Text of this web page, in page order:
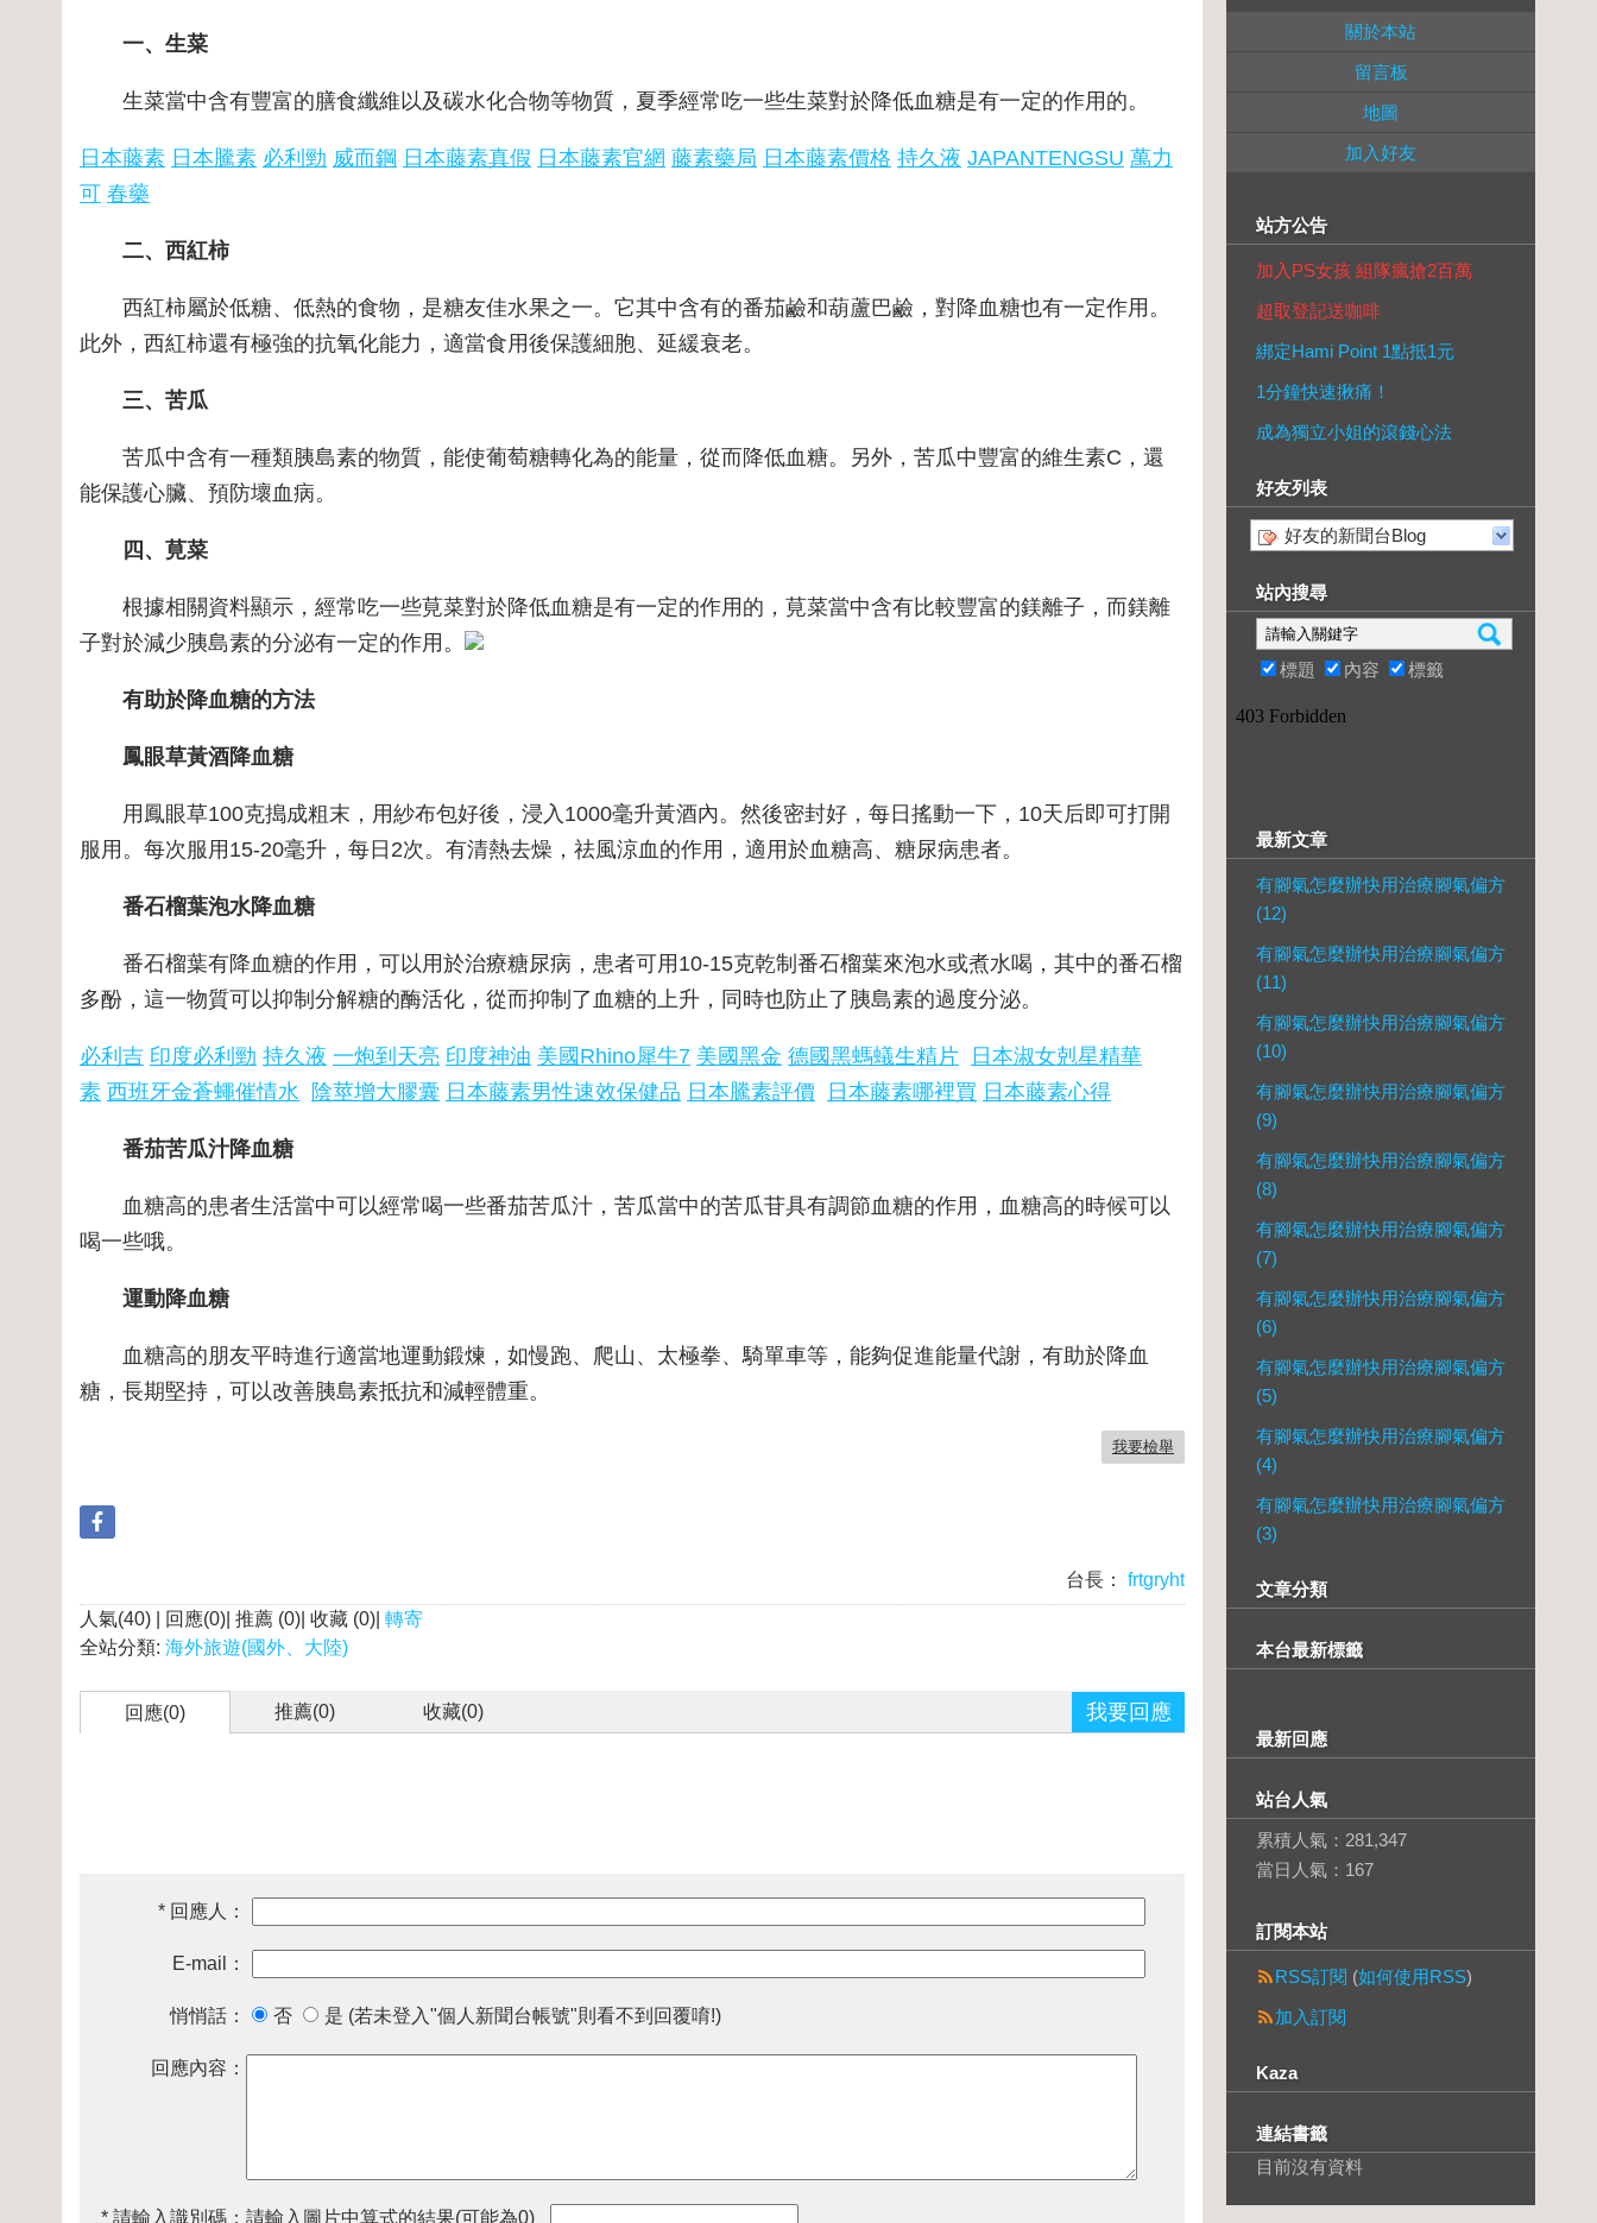
一、生菜
生菜當中含有豐富的膳食纖維以及碳水化合物等物質，夏季經常吃一些生菜對於降低血糖是有一定的作用的。
日本藤素 日本騰素 必利勁 威而鋼 日本藤素真假 日本藤素官網 藤素藥局 日本藤素價格 持久液 JAPANTENGSU 萬力
可 春藥
二、西紅柿
西紅柿屬於低糖、低熱的食物，是糖友佳水果之一。它其中含有的番茄鹼和葫蘆巴鹼，對降血糖也有一定作用。
此外，西紅柿還有極強的抗氧化能力，適當食用後保護細胞、延緩衰老。
三、苦瓜
苦瓜中含有一種類胰島素的物質，能使葡萄糖轉化為的能量，從而降低血糖。另外，苦瓜中豐富的維生素C，還
能保護心臟、預防壞血病。
四、莧菜
根據相關資料顯示，經常吃一些莧菜對於降低血糖是有一定的作用的，莧菜當中含有比較豐富的鎂離子，而鎂離
子對於減少胰島素的分泌有一定的作用。
有助於降血糖的方法
鳳眼草黃酒降血糖
用鳳眼草100克搗成粗末，用紗布包好後，浸入1000毫升黃酒內。然後密封好，每日搖動一下，10天后即可打開
服用。每次服用15-20毫升，每日2次。有清熱去燥，祛風涼血的作用，適用於血糖高、糖尿病患者。
番石榴葉泡水降血糖
番石榴葉有降血糖的作用，可以用於治療糖尿病，患者可用10-15克乾制番石榴葉來泡水或煮水喝，其中的番石榴
多酚，這一物質可以抑制分解糖的酶活化，從而抑制了血糖的上升，同時也防止了胰島素的過度分泌。
必利吉 印度必利勁 持久液 一炮到天亮 印度神油 美國Rhino犀牛7 美國黑金 德國黑螞蟻生精片
日本淑女剋星精華
素 西班牙金蒼蠅催情水 陰莖增大膠囊 日本藤素男性速效保健品 日本騰素評價 日本藤素哪裡買 日本藤素心得
番茄苦瓜汁降血糖
血糖高的患者生活當中可以經常喝一些番茄苦瓜汁，苦瓜當中的苦瓜苷具有調節血糖的作用，血糖高的時候可以
喝一些哦。
運動降血糖
血糖高的朋友平時進行適當地運動鍛煉，如慢跑、爬山、太極拳、騎單車等，能夠促進能量代謝，有助於降血
糖，長期堅持，可以改善胰島素抵抗和減輕體重。
我要檢舉
台長：
frtgryht
人氣(40) | 回應(0)| 推薦 (0)| 收藏 (0)| 轉寄
全站分類: 海外旅遊(國外、大陸)
回應(0) 推薦(0) 收藏(0) 我要回應
* 回應人：
E-mail：
悄悄話： 否 是 (若未登入"個人新聞台帳號"則看不到回覆唷!)
回應內容：
* 請輸入識別碼： 請輸入圖片中算式的結果(可能為0)
關於本站
留言板
地圖
加入好友
站方公告
加入PS女孩 組隊瘋搶2百萬
超取登記送咖啡
綁定Hami Point 1點抵1元
1分鐘快速揪痛！
成為獨立小姐的滾錢心法
好友列表
好友的新聞台Blog
站內搜尋
標題 內容 標籤
最新文章
有腳氣怎麼辦快用治療腳氣偏方
(12)
有腳氣怎麼辦快用治療腳氣偏方
(11)
有腳氣怎麼辦快用治療腳氣偏方
(10)
有腳氣怎麼辦快用治療腳氣偏方
(9)
有腳氣怎麼辦快用治療腳氣偏方
(8)
有腳氣怎麼辦快用治療腳氣偏方
(7)
有腳氣怎麼辦快用治療腳氣偏方
(6)
有腳氣怎麼辦快用治療腳氣偏方
(5)
有腳氣怎麼辦快用治療腳氣偏方
(4)
有腳氣怎麼辦快用治療腳氣偏方
(3)
文章分類
本台最新標籤
最新回應
站台人氣
累積人氣： 281,347
當日人氣： 167
訂閱本站
RSS訂閱 (如何使用RSS)
加入訂閱
Kaza
連結書籤
目前沒有資料